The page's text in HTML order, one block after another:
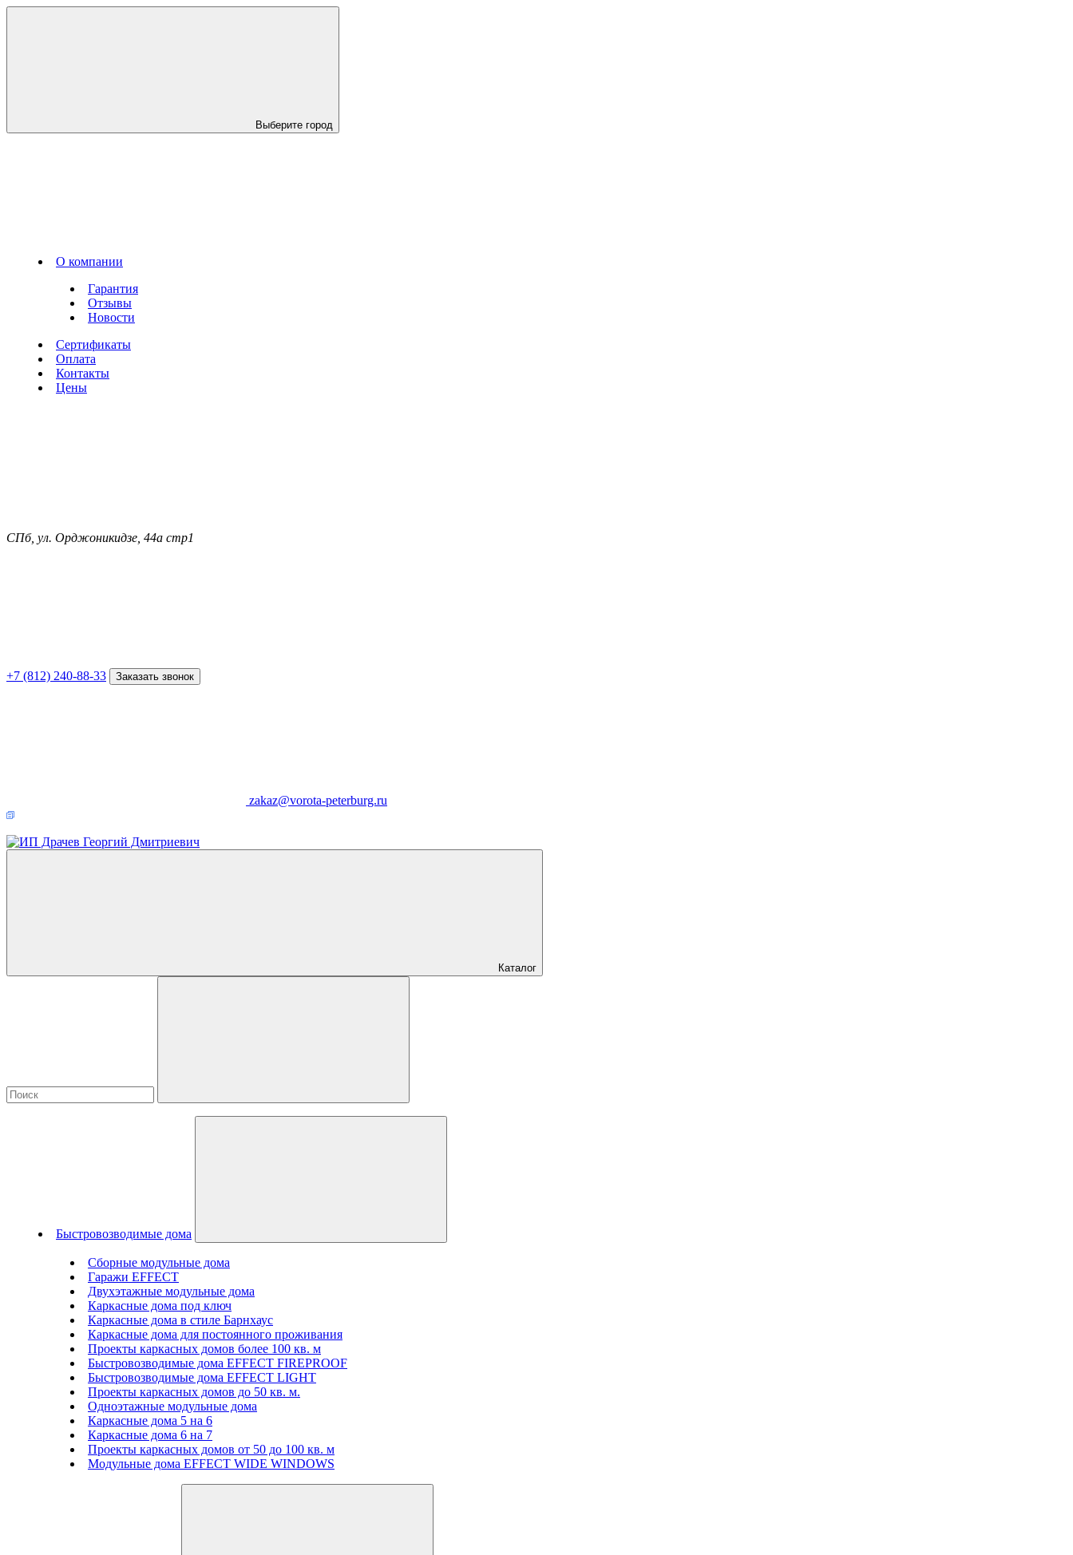
Выберите город
О компании
Гарантия
Отзывы
Новости
Сертификаты
Оплата
Контакты
Цены
СПб, ул. Орджоникидзе, 44а стр1
+7 (812) 240-88-33 Заказать звонок
zakaz@vorota-peterburg.ru
Каталог
Быстровозводимые дома
Сборные модульные дома
Гаражи EFFECT
Двухэтажные модульные дома
Каркасные дома под ключ
Каркасные дома в стиле Барнхаус
Каркасные дома для постоянного проживания
Проекты каркасных домов более 100 кв. м
Быстровозводимые дома EFFECT FIREPROOF
Быстровозводимые дома EFFECT LIGHT
Проекты каркасных домов до 50 кв. м.
Одноэтажные модульные дома
Каркасные дома 5 на 6
Каркасные дома 6 на 7
Проекты каркасных домов от 50 до 100 кв. м
Модульные дома EFFECT WIDE WINDOWS